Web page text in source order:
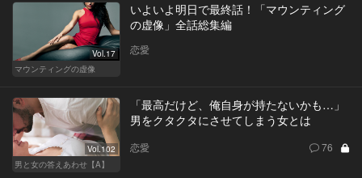
Vol.17
マウンティングの虚像
いよいよ明日で最終話！「マウンティング
の虚像」全話総集編
恋愛
Vol.102
男と女の答えあわせ【A】
「最高だけど、俺自身が持たないかも…」
男をクタクタにさせてしまう女とは
恋愛 76